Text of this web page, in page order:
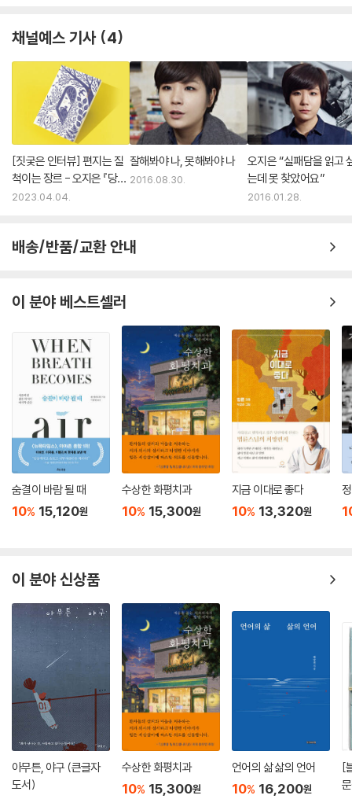
채널예스 기사 4
[짓궂은 인터뷰] 편지는 질
척이는 장르 - 오지은 『당신
께』
2023.04.04.
잘해봐야 나, 못해봐야 나
2016.08.30.
오지은 “실패담을 읽고
는데 못 찾았어요”
2016.01.28.
배송/반품/교환 안내
이 분야 베스트셀러
숨결이 바람 될 때
10% 15,120원
수상한 화평치과
10% 15,300원
지금 이대로 좋다
10% 13,320원
이 분야 신상품
아무튼, 야구 (큰글자
도서)
수상한 화평치과
10% 15,300원
언어의 삶 삶의 언어
10% 16,200원
[